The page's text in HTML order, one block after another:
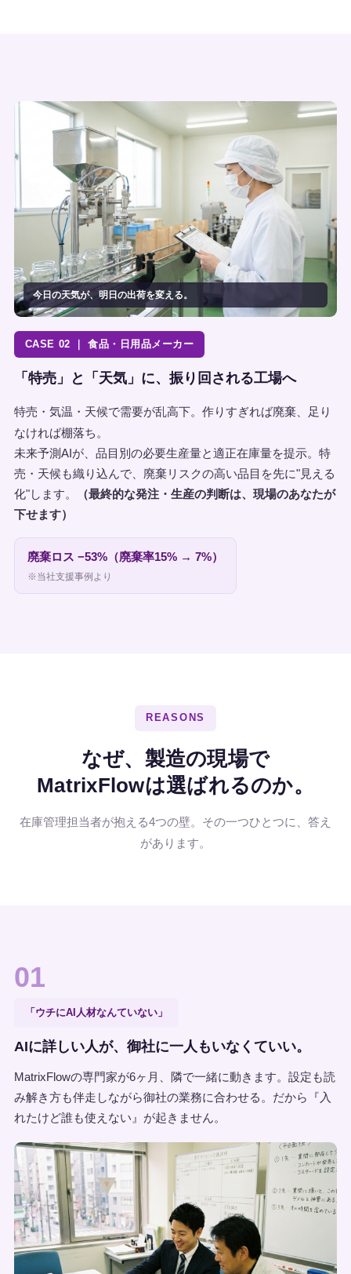
今日の天気が、明日の出荷を変える。
CASE 02 ｜ 食品・日用品メーカー
「特売」と「天気」に、振り回される工場へ
特売・気温・天候で需要が乱高下。作りすぎれば廃棄、足り
なければ棚落ち。
未来予測AIが、品目別の必要生産量と適正在庫量を提示。特
売・天候も織り込んで、廃棄リスクの高い品目を先に"見える
化"します。
（最終的な発注・生産の判断は、現場のあなたが
下せます）
廃棄ロス −53%（廃棄率15% → 7%）
※当社支援事例より
REASONS
なぜ、製造の現場で
MatrixFlowは選ばれるのか。
在庫管理担当者が抱える4つの壁。その一つひとつに、答え
があります。
01
「ウチにAI人材なんていない」
AIに詳しい人が、御社に一人もいなくていい。
MatrixFlowの専門家が6ヶ月、隣で一緒に動きます。設定も読
み解き方も伴走しながら御社の業務に合わせる。だから『入
れたけど誰も使えない』が起きません。